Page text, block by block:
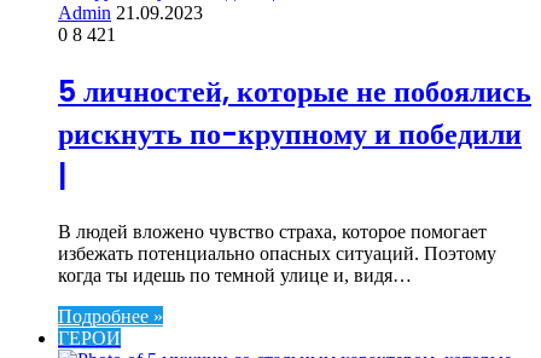
Admin 21.09.2023
0 8 421
5 личностей, которые не побоялись
рискнуть по-крупному и победили
|
В людей вложено чувство страха, которое помогает
избежать потенциально опасных ситуаций. Поэтому
когда ты идешь по темной улице и, видя…
Подробнее »
ГЕРОИ